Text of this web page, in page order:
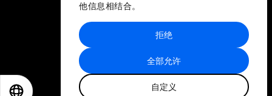
他信息相结合。
全部允许
自定义
拒绝
站点地图
世界经济论坛